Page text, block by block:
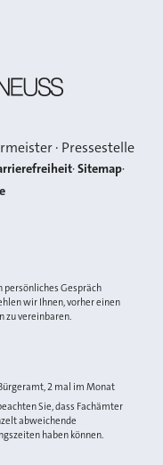
· Pressestelle
Sitemap
persönliches Gespräch
wir Ihnen, vorher einen
zu vereinbaren.
2 mal im Monat
Sie, dass Fachämter
abweichende
haben können.